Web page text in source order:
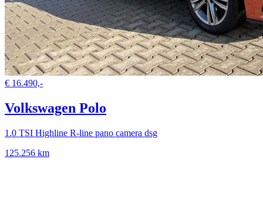
€ 16.490,-
Volkswagen Polo
1.0 TSI Highline R-line pano camera dsg
125.256 km